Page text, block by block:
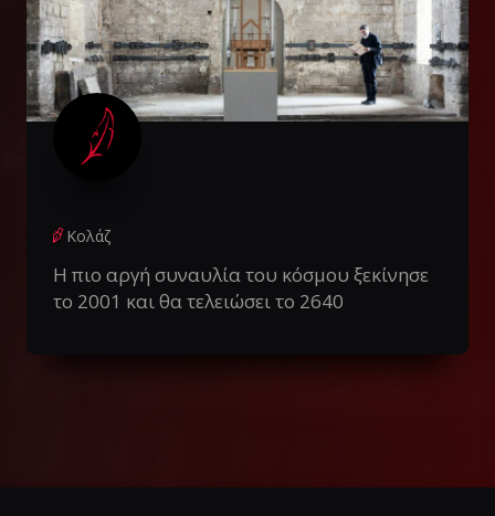
Κολάζ
Η πιο αργή συναυλία του κόσμου ξεκίνησε
το 2001 και θα τελειώσει το 2640